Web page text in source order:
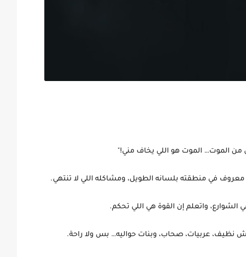
من الموت… الموت هو اللي يخاف مني!"
الشوارع، واتعلم إن القوة هي اللي تحكم.
عربيات، صحاب، وبنات حواليه… بس ولا راحة.